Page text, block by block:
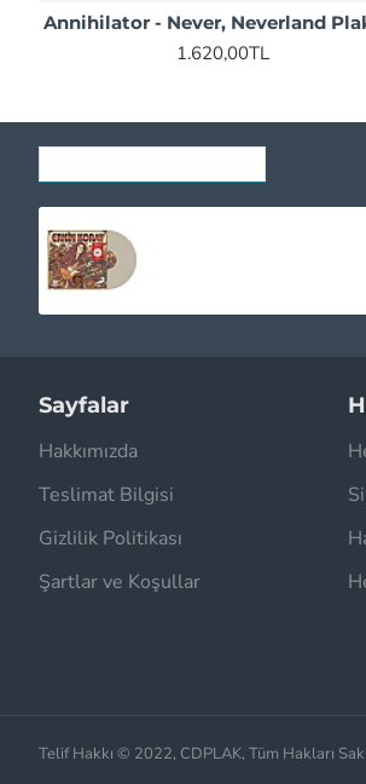
Annihilator - Never, Neverland
1.620,00TL
Sayfalar
Hakkımızda
Teslimat Bilgisi
Gizlilik Politikası
Şartlar ve Koşullar
Telif Hakkı © 2022, CDPLAK, Tüm Hakları